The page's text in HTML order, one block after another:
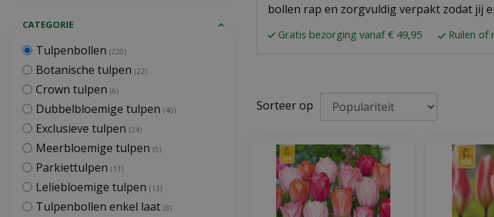
bollen rap en zorgvuldig verpakt zodat jij
Gratis bezorging vanaf € 49,95 Ruilen of
Sorteer op
CATEGORIE
Tulpenbollen (220)
Botanische tulpen (22)
Crown tulpen (6)
Dubbelbloemige tulpen (40)
Exclusieve tulpen (24)
Meerbloemige tulpen (5)
Parkiettulpen (11)
Leliebloemige tulpen (13)
Tulpenbollen enkel laat (8)